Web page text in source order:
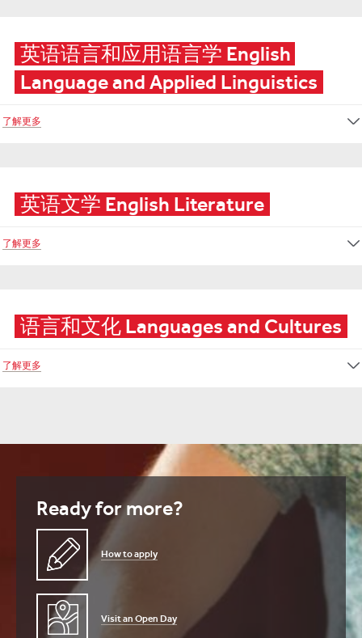
英语语言和应用语言学 English
Language and Applied Linguistics
了解更多
英语文学 English Literature
了解更多
语言和文化 Languages and Cultures
了解更多
Ready for more?
How to apply
Visit an Open Day